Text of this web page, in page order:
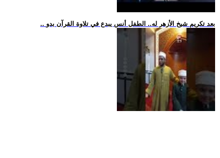
.. بعد تكريم شيخ الأزهر له.. الطفل أنس يبدع في تلاوة القرآن بدو